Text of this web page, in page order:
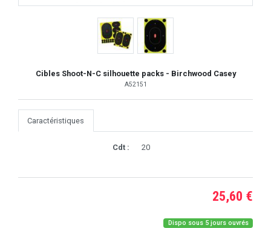
Cibles Shoot-N-C silhouette packs - Birchwood Casey
A52151
Caractéristiques
Cdt : 20
25,60 €
Dispo sous 5 jours ouvrés